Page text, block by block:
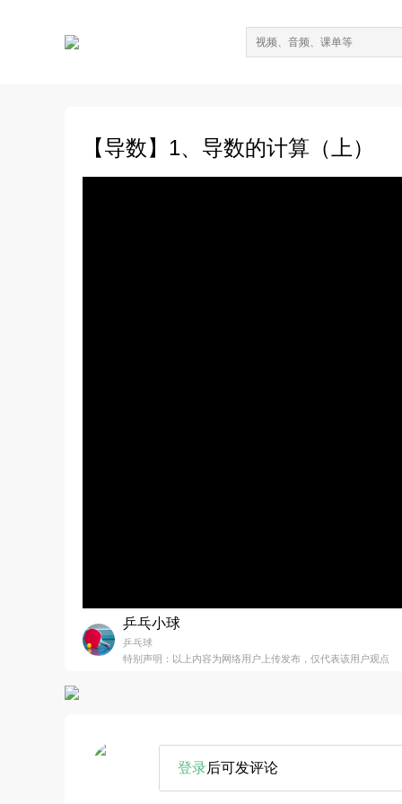
【导数】1、导数的计算（上）
乒乓小球
乒乓球
特别声明：以上内容为网络用户上传发布，仅代表该用户观点
登录后可发评论